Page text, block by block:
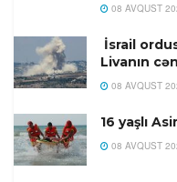
08 AVQUST
İsrail
Livanın
08 AVQUST
16 yaşlı
08 AVQUST